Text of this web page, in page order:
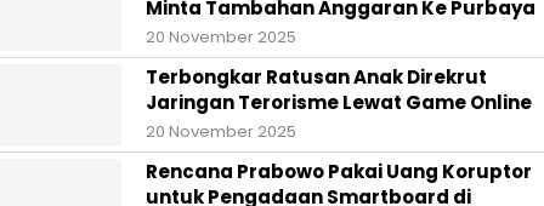
Minta Tambahan Anggaran Ke Purbaya
20 November 2025
Terbongkar Ratusan Anak Direkrut
Jaringan Terorisme Lewat Game Online
20 November 2025
Rencana Prabowo Pakai Uang Koruptor
untuk Pengadaan Smartboard di